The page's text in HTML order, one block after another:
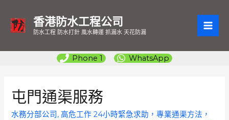
香港防水工程公司
防水工程 防水打針 風水轉運 抓漏水 天花防漏
Phone 1 WhatsApp
屯門通渠服務
水務分部公司 ,高危工作 24小時緊急求助，專業通渠方法，